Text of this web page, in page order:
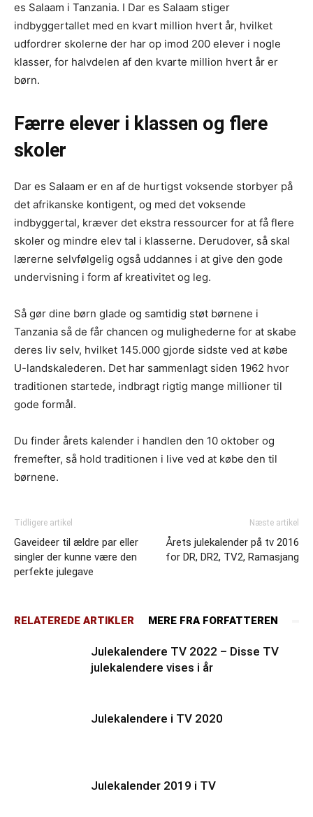
es Salaam i Tanzania. I Dar es Salaam stiger
indbyggertallet med en kvart million hvert år, hvilket
udfordrer skolerne der har op imod 200 elever i nogle
klasser, for halvdelen af den kvarte million hvert år er
børn.
Færre elever i klassen og flere
skoler
Dar es Salaam er en af de hurtigst voksende storbyer på
det afrikanske kontigent, og med det voksende
indbyggertal, kræver det ekstra ressourcer for at få flere
skoler og mindre elev tal i klasserne. Derudover, så skal
lærerne selvfølgelig også uddannes i at give den gode
undervisning i form af kreativitet og leg.
Så gør dine børn glade og samtidig støt børnene i
Tanzania så de får chancen og mulighederne for at skabe
deres liv selv, hvilket 145.000 gjorde sidste ved at købe
U-landskalederen. Det har sammenlagt siden 1962 hvor
traditionen startede, indbragt rigtig mange millioner til
gode formål.
Du finder årets kalender i handlen den 10 oktober og
fremefter, så hold traditionen i live ved at købe den til
børnene.
Tidligere artikel
Gaveideer til ældre par eller
singler der kunne være den
perfekte julegave
Næste artikel
Årets julekalender på tv 2016
for DR, DR2, TV2, Ramasjang
RELATEREDE ARTIKLER MERE FRA FORFATTEREN
Julekalendere TV 2022 – Disse TV
julekalendere vises i år
Julekalendere i TV 2020
Julekalender 2019 i TV